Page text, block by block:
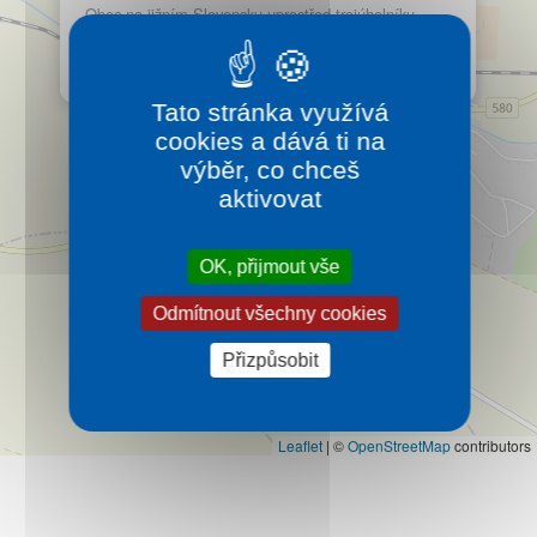
Kontakt
Obec na jižním Slovensku uprostřed trojúhelníku
od hlavního města Bratislava nebo Budapešti.
Leaflet | ©OpenStreetMapcontributors
Tato stránka využívá
cookies a dává ti na
výběr, co chceš
aktivovat
OK, přijmout vše
Odmítnout všechny cookies
Přizpůsobit